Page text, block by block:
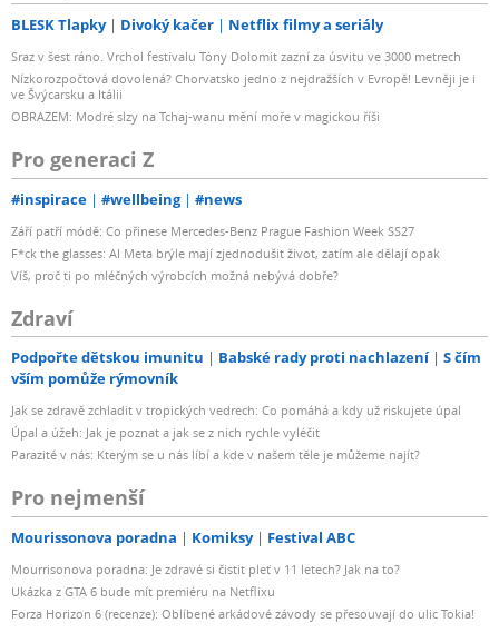
BLESK Tlapky Divoký kačer Netflix filmy a seriály
Sraz v šest ráno. Vrchol festivalu Tóny Dolomit zazní za úsvitu ve 3000 metrech
Nízkorozpočtová dovolená? Chorvatsko jedno z nejdražších v Evropě! Levněji je i
ve Švýcarsku a Itálii
OBRAZEM: Modré slzy na Tchaj-wanu mění moře v magickou říši
Pro generaci Z
#inspirace #wellbeing #news
Září patří módě: Co přinese Mercedes-Benz Prague Fashion Week SS27
F*ck the glasses: AI Meta brýle mají zjednodušit život, zatím ale dělají opak
Víš, proč ti po mléčných výrobcích možná nebývá dobře?
Zdraví
Podpořte dětskou imunitu Babské rady proti nachlazení
S čím
vším pomůže rýmovník
Jak se zdravě zchladit v tropických vedrech: Co pomáhá a kdy už riskujete úpal
Úpal a úžeh: Jak je poznat a jak se z nich rychle vyléčit
Parazité v nás: Kterým se u nás líbí a kde v našem těle je můžeme najít?
Pro nejmenší
Mourissonova poradna Komiksy Festival ABC
Mourrisonova poradna: Je zdravé si čistit pleť v 11 letech? Jak na to?
Ukázka z GTA 6 bude mít premiéru na Netflixu
Forza Horizon 6 (recenze): Oblíbené arkádové závody se přesouvají do ulic Tokia!